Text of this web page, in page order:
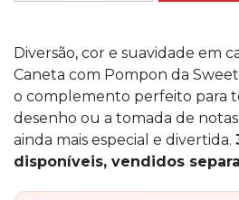
Diversão, cor e suavidade em
Caneta com Pompon da
o complemento perfeito para
desenho ou a tomada de
ainda mais especial e divertida.
disponíveis, vendidos